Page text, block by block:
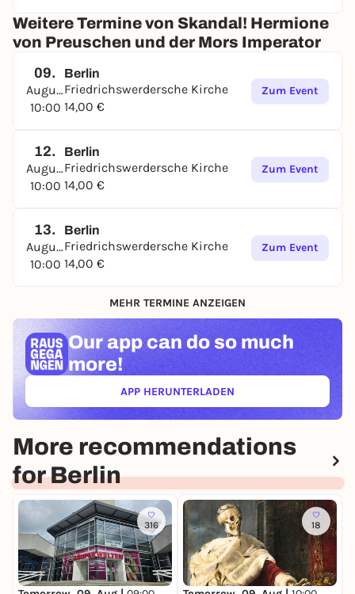
Weitere Termine von Skandal! Hermione
von Preuschen und der Mors Imperator
09.
August
10:00
Berlin
Friedrichswerdersche Kirche
14,00 €
Zum Event
12.
August
10:00
Berlin
Friedrichswerdersche Kirche
14,00 €
Zum Event
13.
August
10:00
Berlin
Friedrichswerdersche Kirche
14,00 €
Zum Event
MEHR TERMINE ANZEIGEN
Our app can do so much
more!
APP HERUNTERLADEN(ÖFFNET IN NEUEM TAB)
More recommendations
for Berlin
316 18